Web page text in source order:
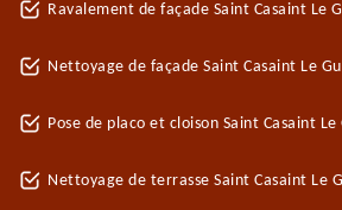
Ravalement de façade Saint Casaint Le
Nettoyage de façade Saint Casaint Le
Pose de placo et cloison Saint Casaint
Nettoyage de terrasse Saint Casaint Le